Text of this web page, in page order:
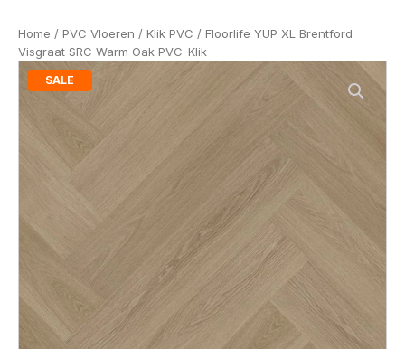
Home / PVC Vloeren / Klik PVC / Floorlife YUP XL Brentford
Visgraat SRC Warm Oak PVC-Klik
SALE